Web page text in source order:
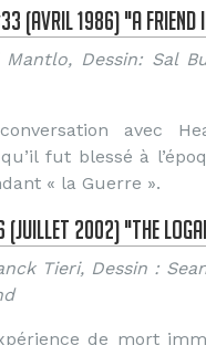
(Avril 1986) "A friend
Dessin: Sal
avec
fut blessé à
« la Guerre ».
(Juillet 2002) "The
Tieri, Dessin :
de mort